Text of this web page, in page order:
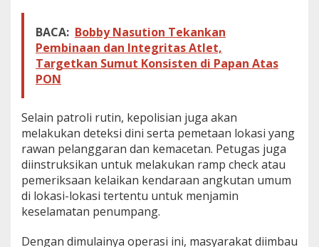
BACA: Bobby Nasution Tekankan
Pembinaan dan Integritas Atlet,
Targetkan Sumut Konsisten di Papan Atas
PON
Selain patroli rutin, kepolisian juga akan
melakukan deteksi dini serta pemetaan lokasi yang
rawan pelanggaran dan kemacetan. Petugas juga
diinstruksikan untuk melakukan ramp check atau
pemeriksaan kelaikan kendaraan angkutan umum
di lokasi-lokasi tertentu untuk menjamin
keselamatan penumpang.
Dengan dimulainya operasi ini, masyarakat diimbau